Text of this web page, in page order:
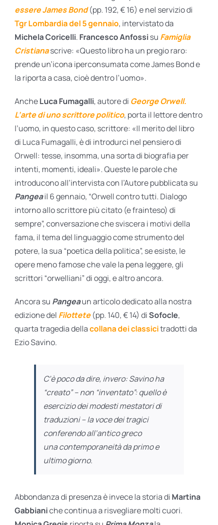
essere James Bond(pp. 192, € 16) e nel servizio di
Tgr Lombardia del 5 gennaio, intervistato da
Michela Coricelli. Francesco Anfossisu Famiglia
Cristianascrive: «Questo libro ha un pregio raro:
prende un’icona iperconsumata come James Bond e
la riporta a casa, cioè dentro l’uomo».
AncheLuca Fumagalli, autore di George Orwell.
L’arte di uno scrittore politico, porta il lettore dentro
l’uomo, in questo caso, scrittore: «Il merito del libro
di Luca Fumagalli, è di introdurci nel pensiero di
Orwell: tesse, insomma, una sorta di biografia per
intenti, momenti, ideali». Queste le parole che
introducono all’intervista con l’Autore pubblicata su
Pangeail 6 gennaio, “Orwell contro tutti. Dialogo
intorno allo scrittore più citato (e frainteso) di
sempre”, conversazione che sviscera i motivi della
fama, il tema del linguaggio come strumento del
potere, la sua “poetica della politica”, se esiste, le
opere meno famose che vale la pena leggere, gli
scrittori “orwelliani” di oggi, e altro ancora.
Ancora su Pangeaun articolo dedicato alla nostra
edizione del Filottete(pp. 140, € 14) diSofocle,
quarta tragedia dellacollana dei classicitradotti da
Ezio Savino.
C’è poco da dire, invero: Savino ha
“creato” – non “inventato”: quello è
esercizio dei modesti mestatori di
traduzioni – la voce dei tragici
conferendo all’antico greco
unacontemporaneitàda primo e
ultimo giorno.
Abbondanza di presenza è invece la storia di Martina
Gabbianiche continua a risvegliare molti cuori.